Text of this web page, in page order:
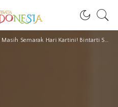
Masih Semarak Hari Kartini! Bintarti Sosok Pejuang Pariwisata, Perempuan Tangguh Ini Layak Jadi Kartini Masa Kini